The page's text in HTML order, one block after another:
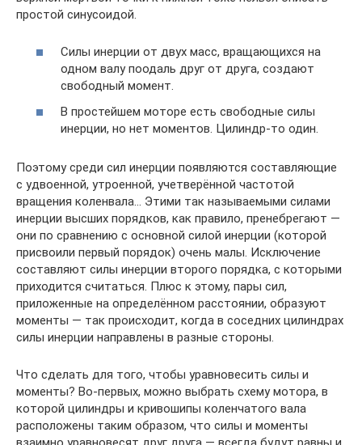
простой синусоидой.
Силы инерции от двух масс, вращающихся на
одном валу поодаль друг от друга, создают
свободный момент.
В простейшем моторе есть свободные силы
инерции, но нет моментов. Цилиндр-то один.
Поэтому среди сил инерции появляются составляющие
с удвоенной, утроенной, учетверённой частотой
вращения коленвала… Этими так называемыми силами
инерции высших порядков, как правило, пренебрегают —
они по сравнению с основной силой инерции (которой
присвоили первый порядок) очень малы. Исключение
составляют силы инерции второго порядка, с которыми
приходится считаться. Плюс к этому, пары сил,
приложенные на определённом расстоянии, образуют
моменты — так происходит, когда в соседних цилиндрах
силы инерции направлены в разные стороны.
Что сделать для того, чтобы уравновесить силы и
моменты? Во-первых, можно выбрать схему мотора, в
которой цилиндры и кривошипы коленчатого вала
расположены таким образом, что силы и моменты